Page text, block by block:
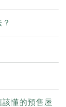
懂的預售屋